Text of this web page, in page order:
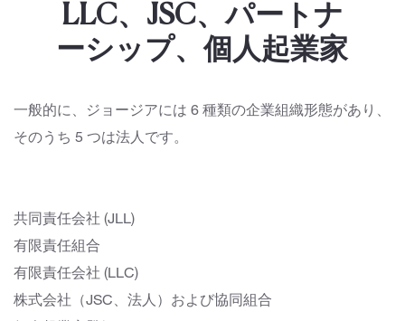
LLC、JSC、パートナ
ーシップ、個人起業家
一般的に、ジョージアには 6 種類の企業組織形態があり、
そのうち 5 つは法人です。
共同責任会社 (JLL)
有限責任組合
有限責任会社 (LLC)
株式会社（JSC、法人）および協同組合